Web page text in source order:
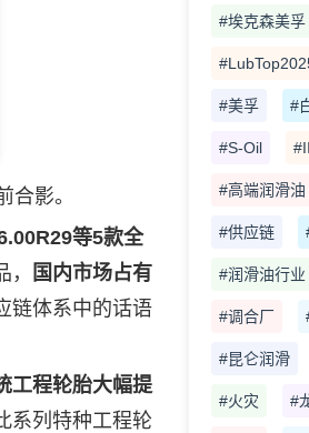
影。
等5款全
国内市场占有
链体系中的话语
工程轮胎大幅提
系列特种工程轮
#埃克森美孚
#美孚 #
#S-Oil
#高端润滑油
#供应链
#润滑油行业
#调合厂
#昆仑润滑
#火灾 #